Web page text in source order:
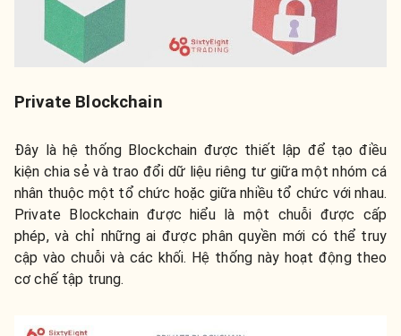
Private Blockchain
Đây là hệ thống Blockchain được thiết lập để tạo điều
kiện chia sẻ và trao đổi dữ liệu riêng tư giữa một nhóm cá
nhân thuộc một tổ chức hoặc giữa nhiều tổ chức với nhau.
Private Blockchain được hiểu là một chuỗi được cấp
phép, và chỉ những ai được phân quyền mới có thể truy
cập vào chuỗi và các khối. Hệ thống này hoạt động theo
cơ chế tập trung.